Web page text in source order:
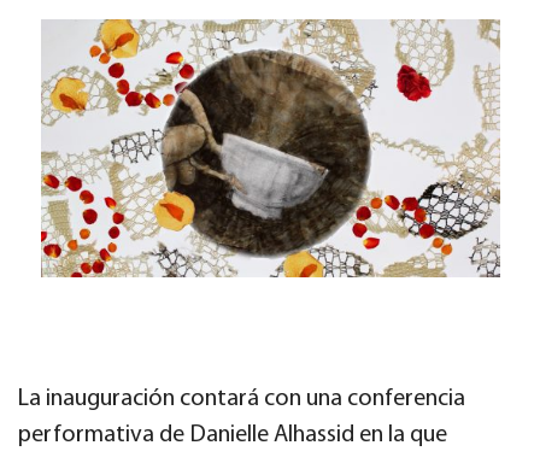
La inauguración contará con una conferencia
performativa de Danielle Alhassid en la que